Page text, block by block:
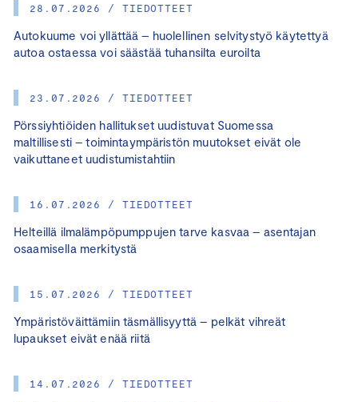
28.07.2026 / TIEDOTTEET
Autokuume voi yllättää – huolellinen selvitystyö käytettyä
autoa ostaessa voi säästää tuhansilta euroilta
23.07.2026 / TIEDOTTEET
Pörssiyhtiöiden hallitukset uudistuvat Suomessa
maltillisesti – toimintaympäristön muutokset eivät ole
vaikuttaneet uudistumistahtiin
16.07.2026 / TIEDOTTEET
Helteillä ilmalämpöpumppujen tarve kasvaa – asentajan
osaamisella merkitystä
15.07.2026 / TIEDOTTEET
Ympäristöväittämiin täsmällisyyttä – pelkät vihreät
lupaukset eivät enää riitä
14.07.2026 / TIEDOTTEET